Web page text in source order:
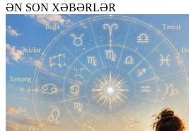
ƏN SON XƏBƏRLƏR